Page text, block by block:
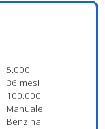
5.000
36 mesi
100.000
Manuale
Benzina